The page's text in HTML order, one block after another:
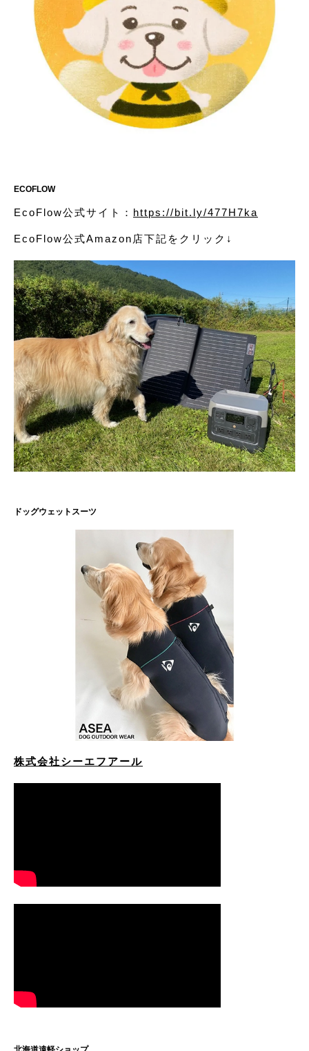
ECOFLOW
EcoFlow公式サイト： https://bit.ly/477H7ka
EcoFlow公式Amazon店下記をクリック↓
ドッグウェットスーツ
株式会社シーエフアール